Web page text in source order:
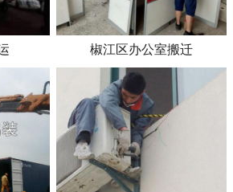
椒江区办公室搬迁